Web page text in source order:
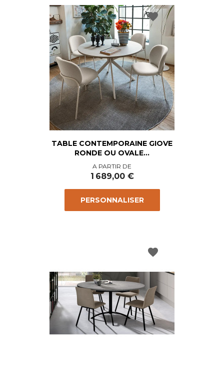
TABLE CONTEMPORAINE GIOVE
RONDE OU OVALE...
Prix
A PARTIR DE
1 689,00 €
PERSONNALISER
favorite
favorite